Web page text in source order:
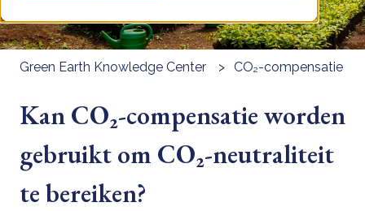
Green Earth Knowledge Center CO₂-compensatie
Kan CO₂-compensatie worden
gebruikt om CO₂-neutraliteit
te bereiken?